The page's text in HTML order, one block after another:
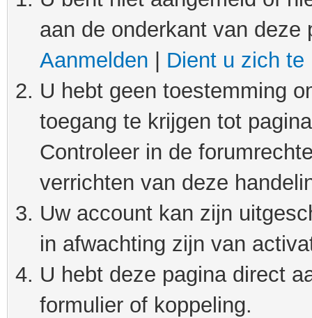
aan de onderkant van
Aanmelden
Dient u zich te
U hebt geen toestemming
toegang te krijgen tot
Controleer in de
verrichten van deze
Uw account kan zijn
in afwachting zijn van
U hebt deze pagina direct
formulier of koppeling.